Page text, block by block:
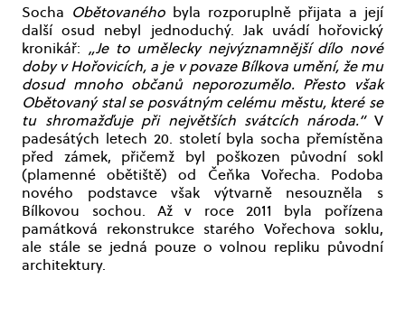
Socha Obětovaného byla rozporuplně přijata a její
další osud nebyl jednoduchý. Jak uvádí hořovický
kronikář: „Je to umělecky nejvýznamnější dílo nové
doby v Hořovicích, a je v povaze Bílkova umění, že mu
dosud mnoho občanů neporozumělo. Přesto však
Obětovaný stal se posvátným celému městu, které se
tu shromažďuje při největších svátcích národa.“ V
padesátých letech 20. století byla socha přemístěna
před zámek, přičemž byl poškozen původní sokl
(plamenné obětiště) od Čeňka Vořecha. Podoba
nového podstavce však výtvarně nesouzněla s
Bílkovou sochou. Až v roce 2011 byla pořízena
památková rekonstrukce starého Vořechova soklu,
ale stále se jedná pouze o volnou repliku původní
architektury.